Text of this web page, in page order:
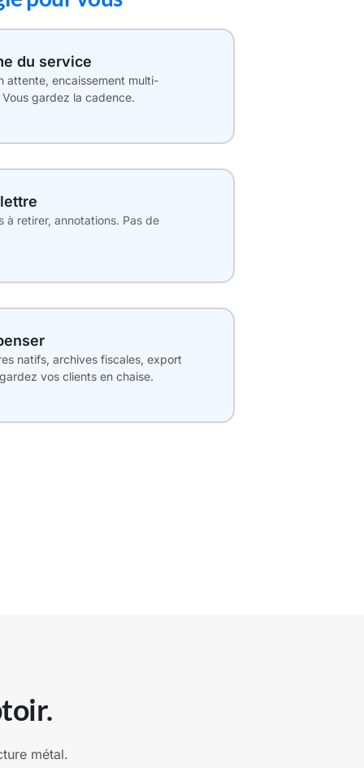
du service
attente, encaissement multi-
gardez la cadence.
à retirer, annotations. Pas de
natifs, archives fiscales, export
vos clients en chaise.
métal.